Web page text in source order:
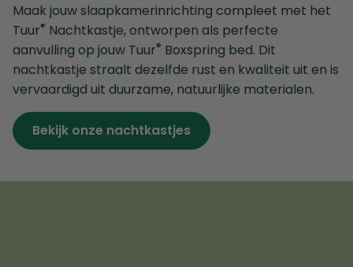
Maak jouw slaapkamerinrichting compleet met het
Tuur® Nachtkastje, ontworpen als perfecte
aanvulling op jouw Tuur® Boxspring bed. Dit
nachtkastje straalt dezelfde rust en kwaliteit uit en is
vervaardigd uit duurzame, natuurlijke materialen.
Bekijk onze nachtkastjes